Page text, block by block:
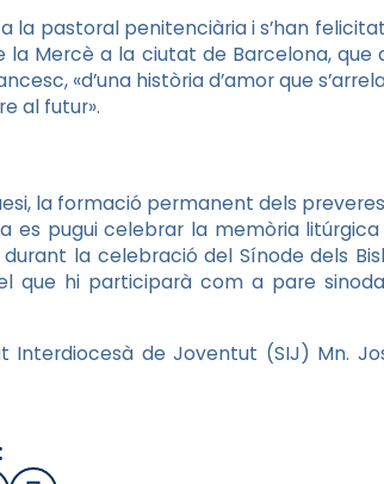
la pastoral penitenciària i s’han
Mercè a la ciutat de Barcelona, que
«d’una història d’amor que
al futur».
la formació permanent dels
es pugui celebrar la memòria
la celebració del Sínode dels
que hi participarà com a pare
Interdiocesà de Joventut (SIJ) Mn.